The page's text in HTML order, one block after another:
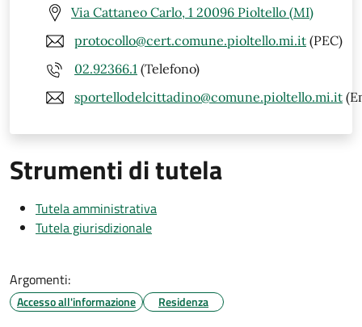
Via Cattaneo Carlo, 1 20096 Pioltello (MI)
protocollo@cert.comune.pioltello.mi.it (PEC)
02.92366.1 (Telefono)
sportellodelcittadino@comune.pioltello.mi.it
Strumenti di tutela
Tutela amministrativa
Tutela giurisdizionale
Argomenti:
Accesso all'informazione Residenza